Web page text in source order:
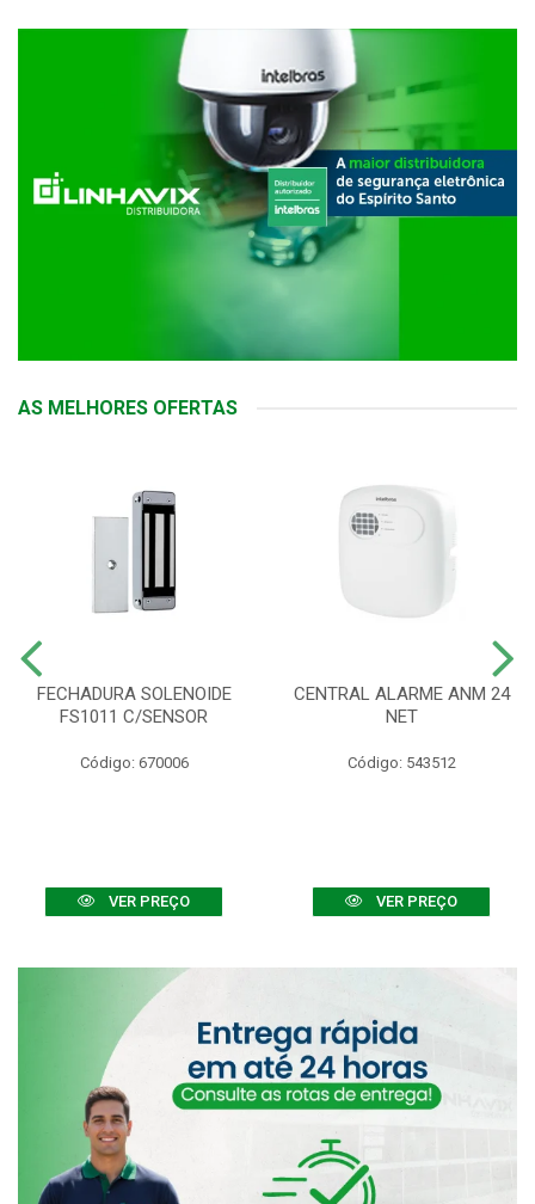
AS MELHORES OFERTAS
FECHADURA SOLENOIDE
FS1011 C/SENSOR
Código: 670006
VER PREÇO
CENTRAL ALARME ANM 24
NET
Código: 543512
VER PREÇO